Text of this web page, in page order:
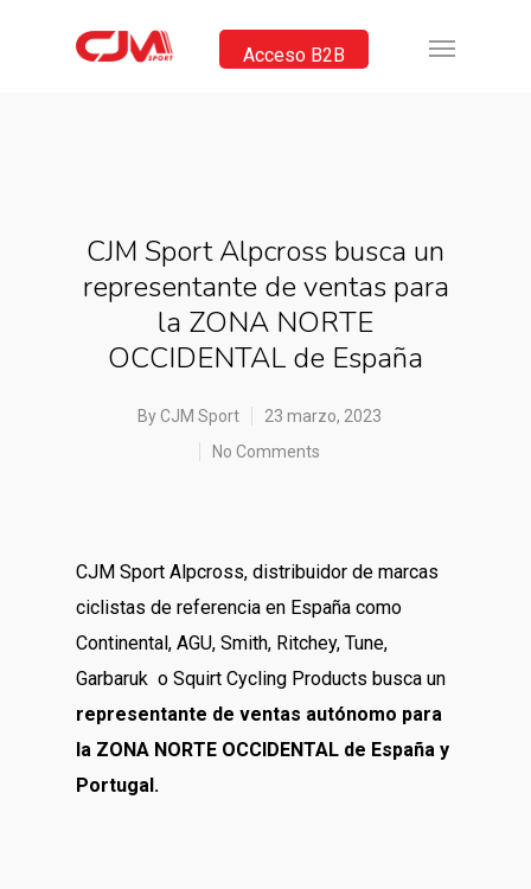
Acceso B2B
CJM Sport Alpcross busca un
representante de ventas para
la ZONA NORTE
OCCIDENTAL de España
ByCJM Sport
23 marzo, 2023
No Comments
CJM Sport Alpcross, distribuidor de marcas
ciclistas de referencia en España como
Continental, AGU, Smith, Ritchey, Tune,
Garbaruk o Squirt Cycling Products busca un
representante de ventas autónomo para
la ZONA NORTE OCCIDENTAL de España y
Portugal.